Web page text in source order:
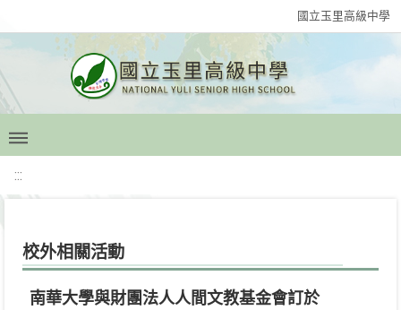
國立玉里高級中學
:::
校外相關活動
南華大學與財團法人人間文教基金會訂於